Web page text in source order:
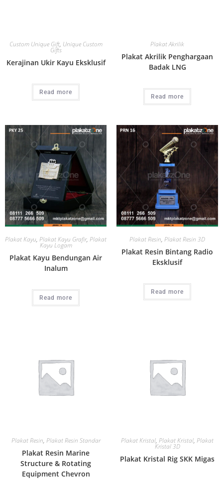
Custom Unique Gift, Unique Custom
Gifts
Kerajinan Ukir Kayu Eksklusif
Read more
Plakat Akrilik
Plakat Akrilik Penghargaan
Badak LNG
Read more
Plakat Kayu, Plakat Kayu Grafir, Plakat
Kayu Logam
Plakat Kayu Bendungan Air
Inalum
Read more
Plakat Resin, Plakat Resin 3D
Plakat Resin Bintang Radio
Eksklusif
Read more
Plakat Resin, Plakat Resin Standar
Plakat Resin Marine
Structure & Rotating
Equipment Chevron
Plakat Kristal, Plakat Kristal, Plakat
Kristal 3D
Plakat Kristal Rig SKK Migas